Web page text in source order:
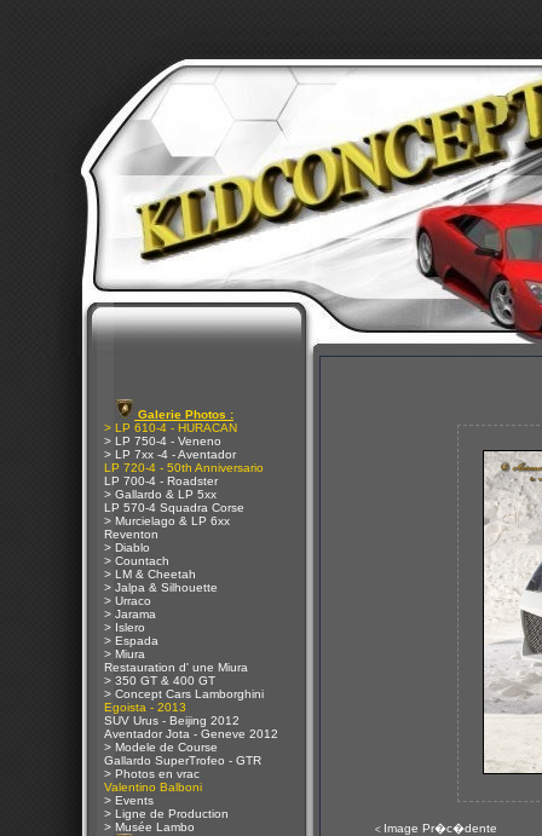
Galerie Photos :
> LP 610-4 - HURACAN
> LP 750-4 - Veneno
> LP 7xx -4 - Aventador
LP 720-4 - 50th Anniversario
LP 700-4 - Roadster
> Gallardo & LP 5xx
LP 570-4 Squadra Corse
> Murcielago & LP 6xx
Reventon
> Diablo
> Countach
> LM & Cheetah
> Jalpa & Silhouette
> Urraco
> Jarama
> Islero
> Espada
> Miura
Restauration d' une Miura
> 350 GT & 400 GT
> Concept Cars Lamborghini
Egoista - 2013
SUV Urus - Beijing 2012
Aventador Jota - Geneve 2012
> Modele de Course
Gallardo SuperTrofeo - GTR
> Photos en vrac
Valentino Balboni
> Events
> Ligne de Production
> Musée Lambo
< Image Pr�c�dente